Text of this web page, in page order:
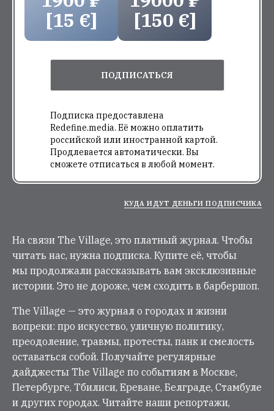
[15 €]
[150 €]
ПОДПИСАТЬСЯ
Подписка предоставлена
Redefine.media. Её можно оплатить
российской или иностранной картой.
Продлевается автоматически. Вы
сможете отписаться в любой момент.
КУДА ИДУТ ДЕНЬГИ ПОДПИСЧИКА
На связи The Village, это платный журнал. Чтобы
читать нас, нужна подписка. Купите её, чтобы
мы продолжали рассказывать вам эксклюзивные
истории. Это не дороже, чем сходить в барбершоп.
The Village — это журнал о городах и жизни
вопреки: про искусство, уличную политику,
преодоление, травмы, протесты, панк и смелость
оставаться собой. Получайте регулярные
дайджесты The Village по событиям в Москве,
Петербурге, Тбилиси, Ереване, Белграде, Стамбуле
и других городах. Читайте наши репортажи,